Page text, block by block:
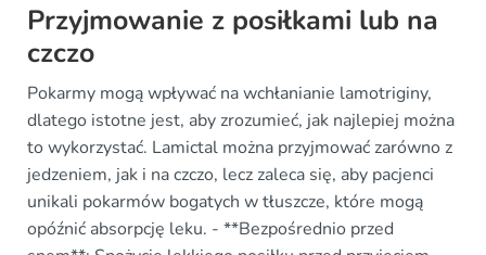
Przyjmowanie z posiłkami lub na
czczo
Pokarmy mogą wpływać na wchłanianie lamotriginy,
dlatego istotne jest, aby zrozumieć, jak najlepiej można
to wykorzystać. Lamictal można przyjmować zarówno z
jedzeniem, jak i na czczo, lecz zaleca się, aby pacjenci
unikali pokarmów bogatych w tłuszcze, które mogą
opóźnić absorpcję leku. - **Bezpośrednio przed